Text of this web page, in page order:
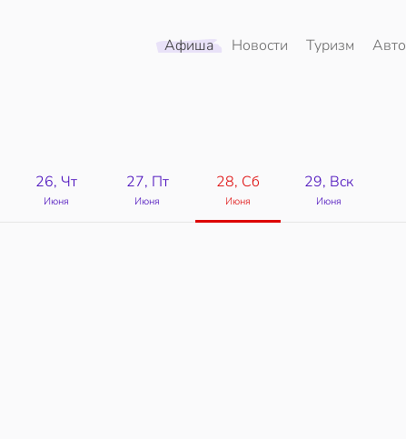
Афиша Новости Туризм Авто
26, Чт
Июня
27, Пт
Июня
28, Сб
Июня
29, Вск
Июня